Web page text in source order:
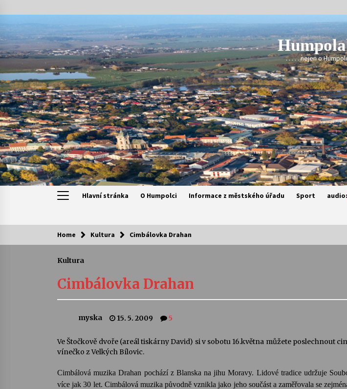
to
. . . . . nejen o
Hlavní stránka O Humpolci Informace z městského úřadu Sport audio:
Kam za kulturou?
Camerata a Sukuba Ensemble
4. 8. 2026
Pozvánka na integrační festival
Quijotova šedesátka: 28. 7.–1. 8.
28. 7. 2026
Miller
22. 7. 2026
17. 7. 2026
Home Kultura Cimbálovka Drahan
Kultura
Cimbálovka Drahan
myska 15. 5. 2009 5
Ve Štočkově dvoře (areál tiskárny David) si v sobotu 16.května můžete poslechnout
vínečko z Velkých Bílovic.
Cimbálová muzika Drahan pochází z Blanska na jihu Moravy. Lidové tradice udržuje
více jak 30 let. Cimbálová muzika původně vznikla jako jeho součást a zaměřovala se